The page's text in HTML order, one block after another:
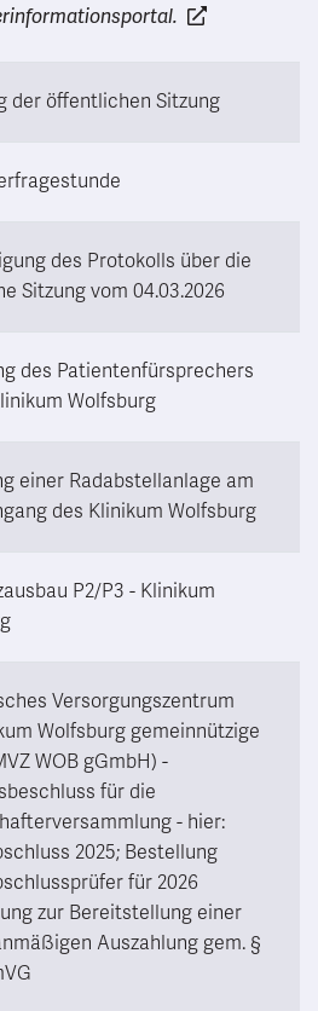
der öffentlichen Sitzung
des Protokolls über die
Sitzung vom 04.03.2026
des Patientenfürsprechers
Wolfsburg
einer Radabstellanlage am
des Klinikum Wolfsburg
P2/P3 - Klinikum
Versorgungszentrum
Wolfsburg gemeinnützige
WOB gGmbH) -
für die
- hier:
2025; Bestellung
für 2026
zur Bereitstellung einer
Auszahlung gem. §